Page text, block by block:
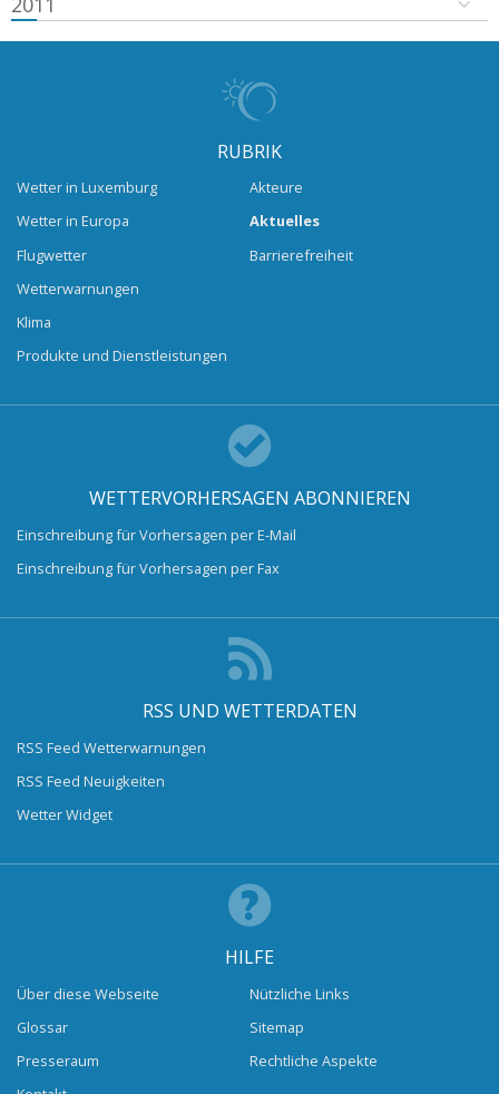
RUBRIK
Wetter in Luxemburg
Wetter in Europa
Flugwetter
Wetterwarnungen
Klima
Produkte und Dienstleistungen
Akteure
Aktuelles
Barrierefreiheit
WETTERVORHERSAGEN ABONNIEREN
Einschreibung für Vorhersagen per E-Mail
Einschreibung für Vorhersagen per Fax
RSS UND WETTERDATEN
RSS Feed Wetterwarnungen
RSS Feed Neuigkeiten
Wetter Widget
HILFE
Über diese Webseite
Glossar
Presseraum
Nützliche Links
Sitemap
Rechtliche Aspekte